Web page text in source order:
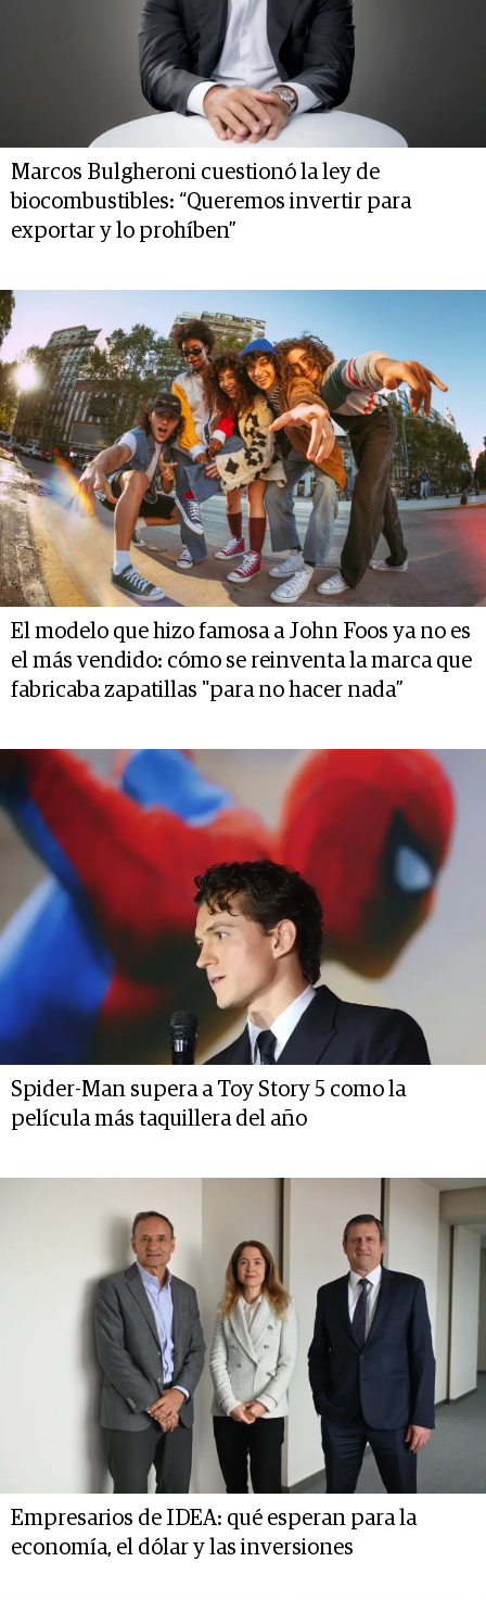
Marcos Bulgheroni cuestionó la ley de
biocombustibles: “Queremos invertir para
exportar y lo prohíben”
El modelo que hizo famosa a John Foos ya no es
el más vendido: cómo se reinventa la marca que
fabricaba zapatillas "para no hacer nada”
Spider-Man supera a Toy Story 5 como la
película más taquillera del año
Empresarios de IDEA: qué esperan para la
economía, el dólar y las inversiones